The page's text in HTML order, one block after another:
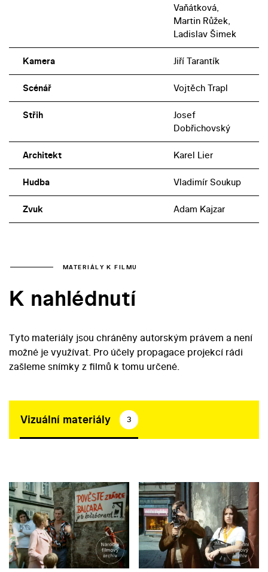
Vaňátková,
Martin Růžek,
Ladislav Šimek
Kamera Jiří Tarantík
Scénář Vojtěch Trapl
Střih
Josef
Dobřichovský
Architekt Karel Lier
Hudba Vladimír Soukup
Zvuk Adam Kajzar
MATERIÁLY K FILMU
K nahlédnutí
Tyto materiály jsou chráněny autorským právem a není
možné je využívat. Pro účely propagace projekcí rádi
zašleme snímky z filmů k tomu určené.
Vizuální materiály 3